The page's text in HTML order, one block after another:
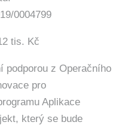
0004799
tis. Kč
podporou z Operačního
pro
Aplikace
který se bude